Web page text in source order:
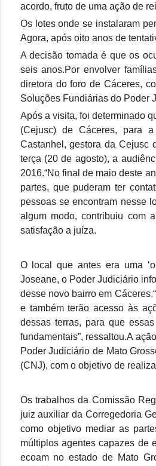
acordo, fruto de uma ação de
Os lotes onde se instalaram
Agora, após oito anos de
A decisão tomada é que os
seis anos.Por envolver
diretora do foro de Cáceres,
Soluções Fundiárias do Poder
Após a visita, foi determinado
(Cejusc) de Cáceres, para
Castanhel, gestora da Cejusc
terça (20 de agosto), a
2016.“No final de maio deste
partes, que puderam ter
pessoas se encontram nesse
algum modo, contribuiu com
satisfação a juíza.
O local que antes era uma
Joseane, o Poder Judiciário
desse novo bairro em
e também terão acesso às
dessas terras, para que
fundamentais”, ressaltou.A
Poder Judiciário de Mato
(CNJ), com o objetivo de
Os trabalhos da Comissão
juiz auxiliar da Corregedoria
como objetivo mediar as
múltiplos agentes capazes de
ecoam no estado de Mato